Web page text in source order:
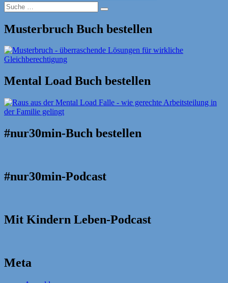
Suche
nach:
Suche
Musterbruch Buch bestellen
Mental Load Buch bestellen
#nur30min-Buch bestellen
#nur30min-Podcast
Mit Kindern Leben-Podcast
Meta